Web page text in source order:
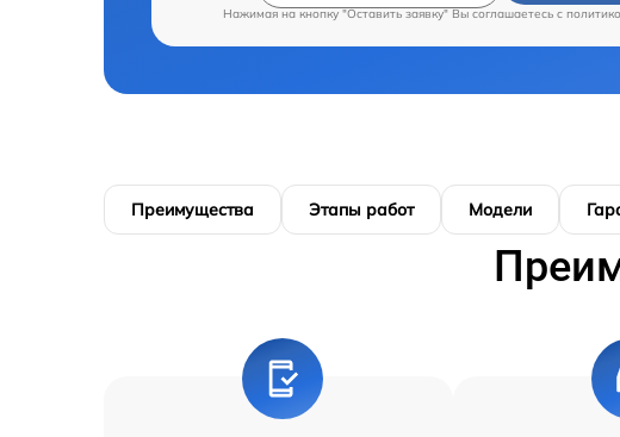
Нажимая на кнопку "Оставить заявку" Вы соглашаетесь c
Преимущества Этапы работ Модели